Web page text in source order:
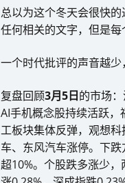
总以为这个冬天会很快
任何相关的文字，但是每
一个时代批评的声音越少
复盘回顾3月5日的市场
AI手机概念股持续活跃
工板块集体反弹，观想
车、东风汽车涨停。下
超10%。个股跌多涨少